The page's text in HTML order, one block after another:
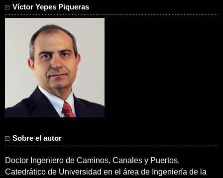
Víctor Yepes Piqueras
Sobre el autor
Doctor Ingeniero de Caminos, Canales y Puertos.
Catedrático de Universidad en el área de Ingeniería de la